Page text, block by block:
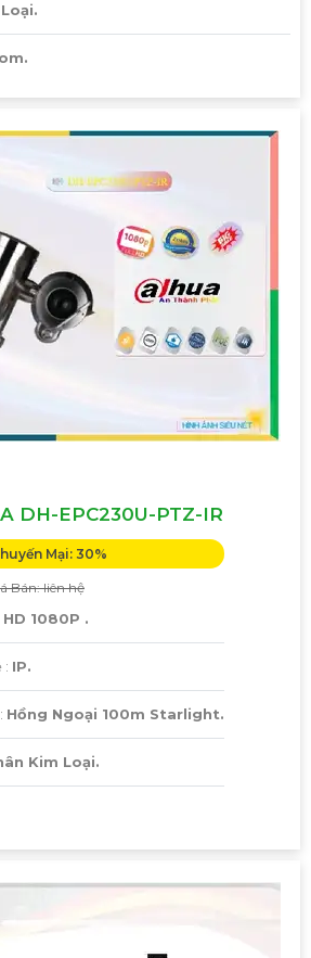
DH-EPC230U-PTZ-IR
Mại: 30%
Bán: liên hệ
HD 1080P .
: IP.
Hồng Ngoại 100m Starlight.
Kim Loại.